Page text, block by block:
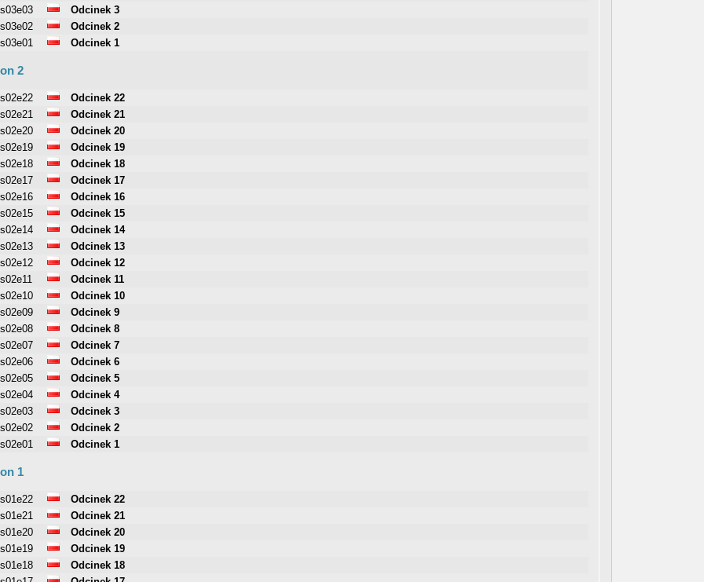
s03e03
Odcinek 3
s03e02
Odcinek 2
s03e01
Odcinek 1
2
s02e22
Odcinek 22
s02e21
Odcinek 21
s02e20
Odcinek 20
s02e19
Odcinek 19
s02e18
Odcinek 18
s02e17
Odcinek 17
s02e16
Odcinek 16
s02e15
Odcinek 15
s02e14
Odcinek 14
s02e13
Odcinek 13
s02e12
Odcinek 12
s02e11
Odcinek 11
s02e10
Odcinek 10
s02e09
Odcinek 9
s02e08
Odcinek 8
s02e07
Odcinek 7
s02e06
Odcinek 6
s02e05
Odcinek 5
s02e04
Odcinek 4
s02e03
Odcinek 3
s02e02
Odcinek 2
s02e01
Odcinek 1
1
s01e22
Odcinek 22
s01e21
Odcinek 21
s01e20
Odcinek 20
s01e19
Odcinek 19
s01e18
Odcinek 18